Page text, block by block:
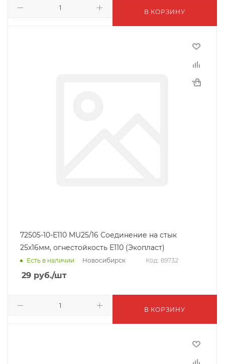
В КОРЗИНУ
72505-10-E110 MU25/16 Соединение на стык
25х16мм, огнестойкость E110 (Экопласт)
Есть в наличии Новосибирск Код: 69732
29 руб./шт
В КОРЗИНУ